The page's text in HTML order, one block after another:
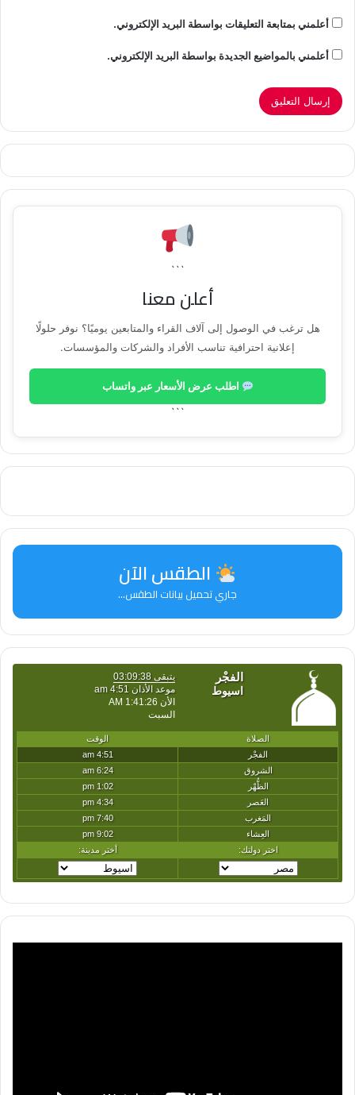
أعلمني بمتابعة التعليقات بواسطة البريد الإلكتروني.
أعلمني بالمواضيع الجديدة بواسطة البريد الإلكتروني.
```
أعلن معنا
هل ترغب في الوصول إلى آلاف القراء والمتابعين يوميًا؟ نوفر حلولًا
إعلانية احترافية تناسب الأفراد والشركات والمؤسسات.
اطلب عرض الأسعار عبر واتساب
```
الطقس الآن
جاري تحميل بيانات الطقس...